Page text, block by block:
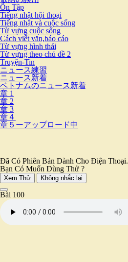
Ôn Tập
Tiếng nhật hội thoại
Tiếng nhật và cuộc sống
Từ vựng cuộc sống
Cách viết văn,báo cáo
Từ vựng hình thái
Từ vựng theo chủ đề 2
Truyện-Tin
ニュース練習
ニュース新着
ベトナムのニュース新着
章 1
章 2
章 3
章４
章５ーアップロード中
Đã Có Phiên Bản Dành Cho Điện Thoại.
Bạn Có Muốn Dùng Thử ?
Xem Thử Không nhắc lại
Bài 100